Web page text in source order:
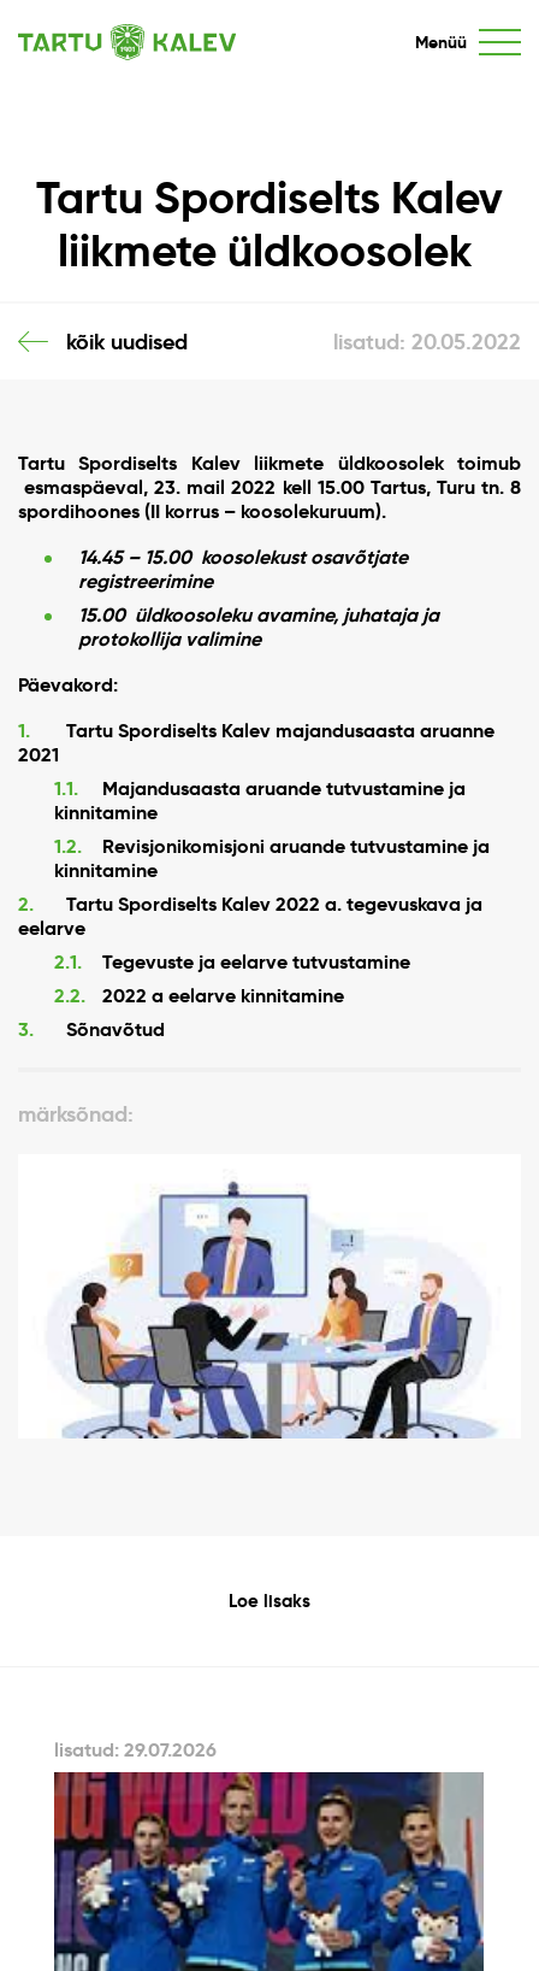
Menüü
Tartu Spordiselts Kalev
liikmete üldkoosolek
kõik uudised lisatud: 20.05.2022
Tartu Spordiselts Kalev liikmete üldkoosolek toimub
esmaspäeval, 23. mail 2022 kell 15.00 Tartus, Turu tn. 8
spordihoones (II korrus – koosolekuruum).
14.45 – 15.00koosolekust osavõtjate
registreerimine
15.00 üldkoosoleku avamine, juhataja ja
protokollija valimine
Päevakord:
Tartu Spordiselts Kalev majandusaasta aruanne
2021
Majandusaasta aruande tutvustamine ja
kinnitamine
Revisjonikomisjoni aruande tutvustamine ja
kinnitamine
Tartu Spordiselts Kalev 2022 a. tegevuskava ja
eelarve
Tegevuste ja eelarve tutvustamine
2022 a eelarve kinnitamine
Sõnavõtud
märksõnad:
Loe lisaks
lisatud: 29.07.2026